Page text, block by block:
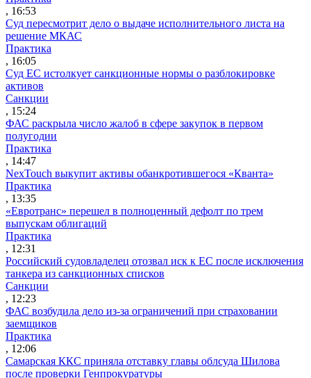
, 16:53
Суд пересмотрит дело о выдаче исполнительного листа на
решение МКАС
Практика
, 16:05
Суд ЕС истолкует санкционные нормы о разблокировке
активов
Санкции
, 15:24
ФАС раскрыла число жалоб в сфере закупок в первом
полугодии
Практика
, 14:47
NexTouch выкупит активы обанкротившегося «Кванта»
Практика
, 13:35
«Евротранс» перешел в полноценный дефолт по трем
выпускам облигаций
Практика
, 12:31
Российский судовладелец отозвал иск к ЕС после исключения
танкера из санкционных списков
Санкции
, 12:23
ФАС возбудила дело из-за ограничений при страховании
заемщиков
Практика
, 12:06
Самарская ККС приняла отставку главы облсуда Шилова
после проверки Генпрокуратуры